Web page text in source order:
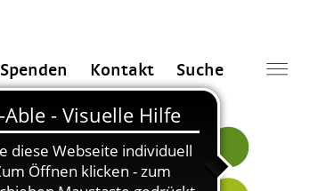
Spenden Kontakt Suche